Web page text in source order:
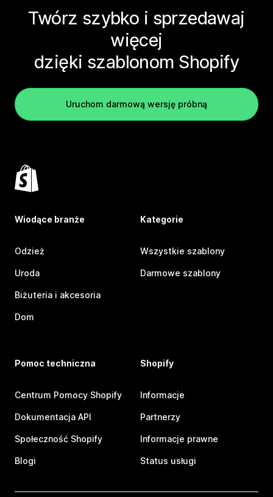
Twórz szybko i sprzedawaj
więcej
dzięki szablonom Shopify
Uruchom darmową wersję próbną
Wiodące branże
Odzież
Uroda
Biżuteria i akcesoria
Dom
Kategorie
Wszystkie szablony
Darmowe szablony
Pomoc techniczna
Centrum Pomocy Shopify
Dokumentacja API
Społeczność Shopify
Blogi
Shopify
Informacje
Partnerzy
Informacje prawne
Status usługi